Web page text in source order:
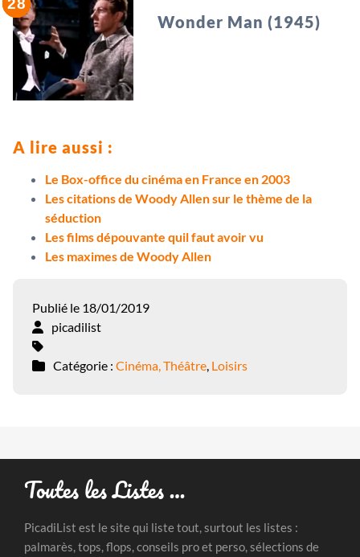
Wonder Man (1945)
A lire aussi :
Le Box-office du cinéma en France en 2003
Les citations de Woody Allen sur le thème de la
séduction
Les films dépouvante quil faut avoir vu
Les maximes de Woody Allen
Publié le 18/01/2019
picadilist
Catégorie : Cinéma, Théâtre Loisirs
Toutes les Listes …
PicadiList est le site qui liste tout, surtout les listes :
palmarès, tops, flops, conseils pro et perso, sélections de